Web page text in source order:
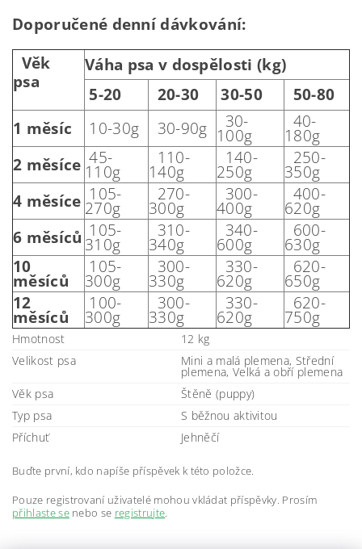
Doporučené denní dávkování:
Věk
psa
Váha psa v dospělosti (kg)
5-20
20-30 30-50
50-80
1 měsíc
10-30g 30-90g 30-
100g
40-
180g
2 měsíce 45-
110g
110-
140g
140-
250g
250-
350g
4 měsíce 105-
270g
270-
300g
300-
400g
400-
620g
6 měsíců 105-
310g
310-
340g
340-
600g
600-
630g
10
měsíců
105-
300g
300-
330g
330-
620g
620-
650g
12
měsíců
100-
300g
300-
330g
330-
620g
620-
750g
Hmotnost
12 kg
Velikost psa
Mini a malá plemena, Střední
plemena, Velká a obří plemena
Věk psa
Štěně (puppy)
Typ psa
S běžnou aktivitou
Příchuť
Jehněčí
Buďte první, kdo napíše příspěvek k této položce.
Pouze registrovaní uživatelé mohou vkládat příspěvky. Prosím
přihlaste senebo se registrujte.